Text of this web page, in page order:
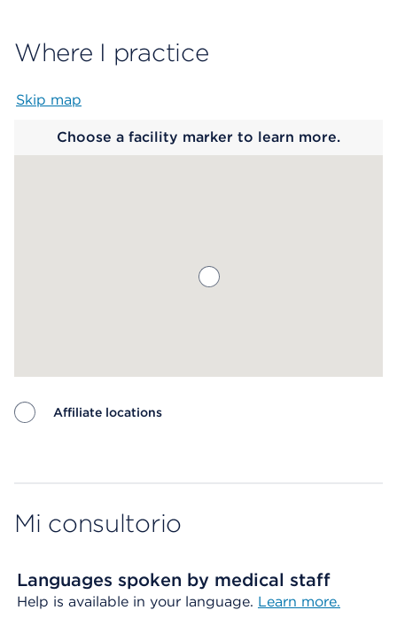
Where I practice
Skip map
Choose a facility marker to learn more.
Affiliate locations
Mi consultorio
Languages spoken by medical staff
Help is available in your language. Learn more.